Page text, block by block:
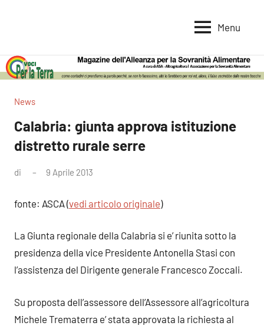
per
la
Terra
per
la
Alimentare
Menu
News
Calabria: giunta approva istituzione
distretto rurale serre
di 9 Aprile 2013
fonte: ASCA (vedi articolo originale)
La Giunta regionale della Calabria si e’ riunita sotto la
presidenza della vice Presidente Antonella Stasi con
l’assistenza del Dirigente generale Francesco Zoccali.
Su proposta dell’assessore dell’Assessore all’agricoltura
Michele Trematerra e’ stata approvata la richiesta al